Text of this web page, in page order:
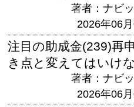
著者：ナビ
2026年06
注目の助成金(239)再
き点と変えてはいけ
著者：ナビ
2026年06